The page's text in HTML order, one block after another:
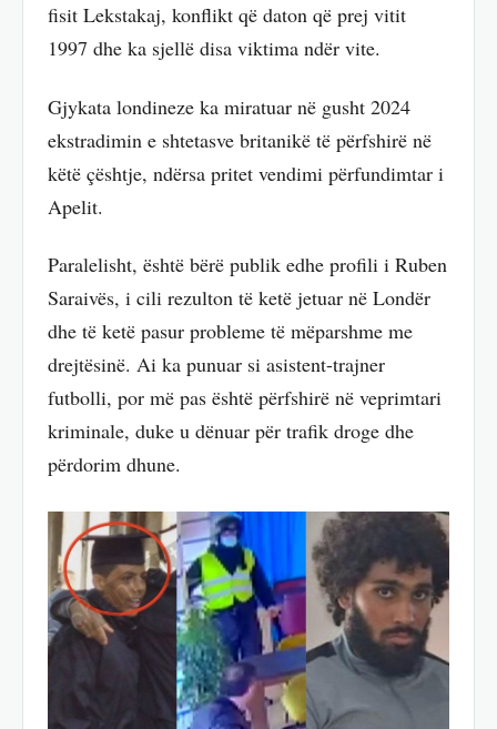
fisit Lekstakaj, konflikt që daton që prej vitit
1997 dhe ka sjellë disa viktima ndër vite.
Gjykata londineze ka miratuar në gusht 2024
ekstradimin e shtetasve britanikë të përfshirë në
këtë çështje, ndërsa pritet vendimi përfundimtar i
Apelit.
Paralelisht, është bërë publik edhe profili i Ruben
Saraivës, i cili rezulton të ketë jetuar në Londër
dhe të ketë pasur probleme të mëparshme me
drejtësinë. Ai ka punuar si asistent-trajner
futbolli, por më pas është përfshirë në veprimtari
kriminale, duke u dënuar për trafik droge dhe
përdorim dhune.